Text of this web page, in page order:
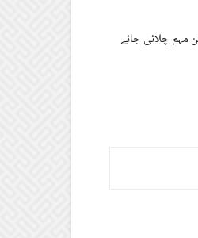
مہم چلائی جائے